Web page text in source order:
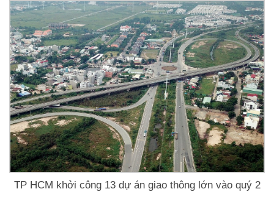
TP HCM khởi công 13 dự án giao thông lớn vào quý 2